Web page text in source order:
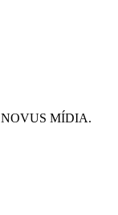
NOVUS MÍDIA.